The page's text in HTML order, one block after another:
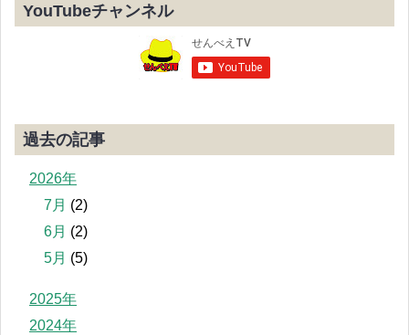
YouTubeチャンネル
過去の記事
2026年
7月 (2)
6月 (2)
5月 (5)
2025年
2024年